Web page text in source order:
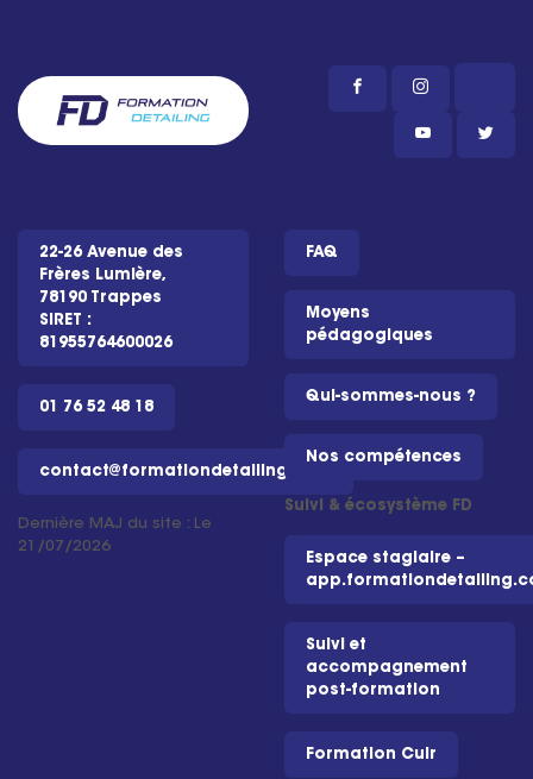
22-26 Avenue des
Frères Lumière,
78190 Trappes
SIRET :
81955764600026
01 76 52 48 18
contact@formationdetailing.com
Dernière MAJ du site : Le
21/07/2026
FAQ
Moyens
pédagogiques
Qui-sommes-nous ?
Nos compétences
Suivi & écosystème FD
Espace stagiaire –
Suivi et
accompagnement
post-formation
Formation Cuir